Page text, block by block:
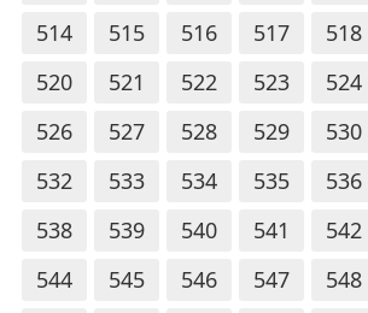
514
515 516 517 518
520
521 522 523 524
526
527 528 529 530
532
533 534 535 536
538
539 540 541 542
544
545 546 547 548